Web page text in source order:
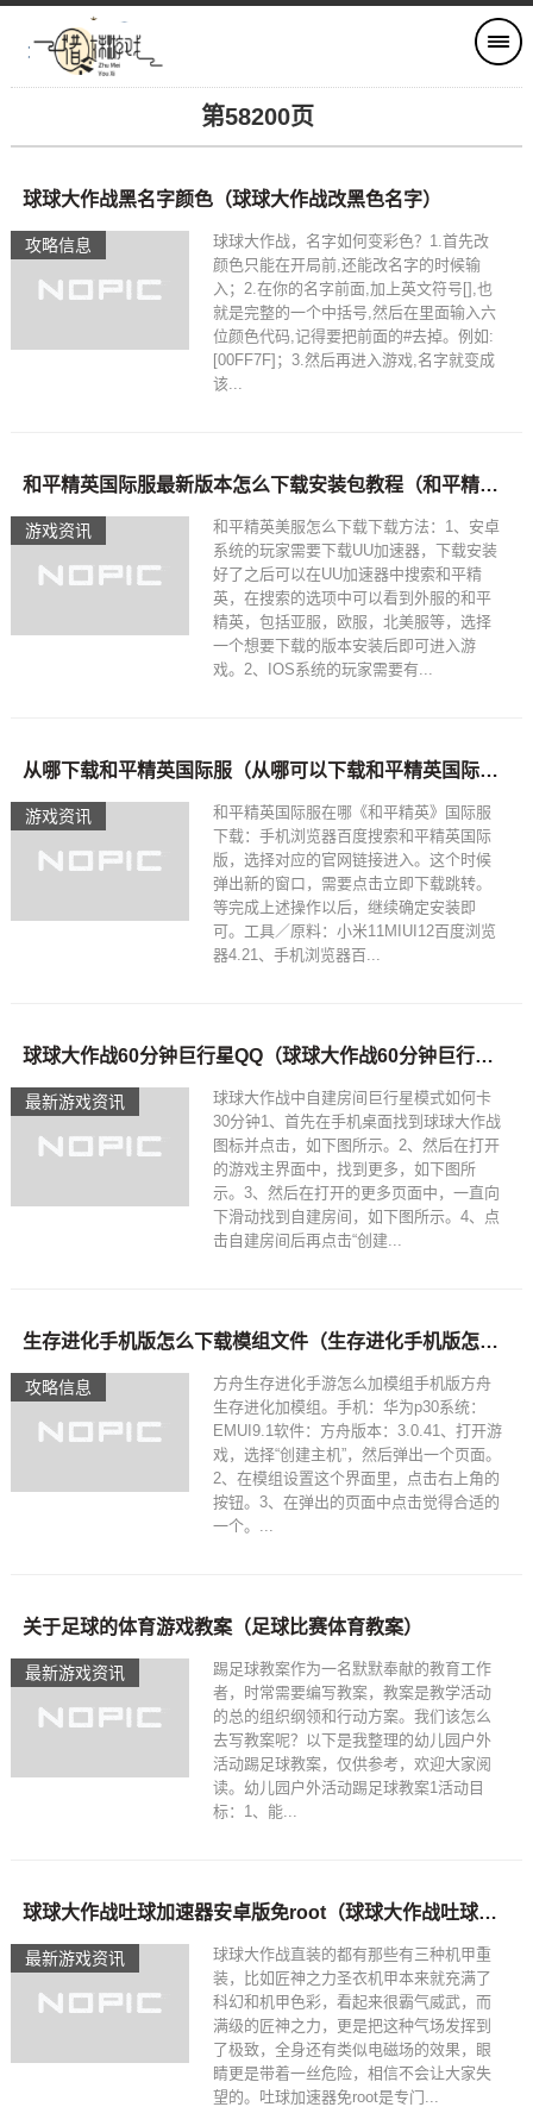
第58200页
攻略信息
球球大作战黑名字颜色（球球大作战改黑色名字）
球球大作战，名字如何变彩色？1.首先改
颜色只能在开局前,还能改名字的时候输
入；2.在你的名字前面,加上英文符号[],也
就是完整的一个中括号,然后在里面输入六
位颜色代码,记得要把前面的#去掉。例如:
[00FF7F]；3.然后再进入游戏,名字就变成
该...
游戏资讯
和平精英国际服最新版本怎么下载安装包教程（和平精英国际服应该怎么下载）
和平精英美服怎么下载下载方法：1、安卓
系统的玩家需要下载UU加速器，下载安装
好了之后可以在UU加速器中搜索和平精
英，在搜索的选项中可以看到外服的和平
精英，包括亚服，欧服，北美服等，选择
一个想要下载的版本安装后即可进入游
戏。2、IOS系统的玩家需要有...
游戏资讯
从哪下载和平精英国际服（从哪可以下载和平精英国际服）
和平精英国际服在哪《和平精英》国际服
下载：手机浏览器百度搜索和平精英国际
版，选择对应的官网链接进入。这个时候
弹出新的窗口，需要点击立即下载跳转。
等完成上述操作以后，继续确定安装即
可。工具／原料：小米11MIUI12百度浏览
器4.21、手机浏览器百...
最新游戏资讯
球球大作战60分钟巨行星QQ（球球大作战60分钟巨行星）
球球大作战中自建房间巨行星模式如何卡
30分钟1、首先在手机桌面找到球球大作战
图标并点击，如下图所示。2、然后在打开
的游戏主界面中，找到更多，如下图所
示。3、然后在打开的更多页面中，一直向
下滑动找到自建房间，如下图所示。4、点
击自建房间后再点击“创建...
攻略信息
生存进化手机版怎么下载模组文件（生存进化手机版怎么下载模组文件视频）
方舟生存进化手游怎么加模组手机版方舟
生存进化加模组。手机：华为p30系统：
EMUI9.1软件：方舟版本：3.0.41、打开游
戏，选择“创建主机”，然后弹出一个页面。
2、在模组设置这个界面里，点击右上角的
按钮。3、在弹出的页面中点击觉得合适的
一个。...
最新游戏资讯
关于足球的体育游戏教案（足球比赛体育教案）
踢足球教案作为一名默默奉献的教育工作
者，时常需要编写教案，教案是教学活动
的总的组织纲领和行动方案。我们该怎么
去写教案呢？以下是我整理的幼儿园户外
活动踢足球教案，仅供参考，欢迎大家阅
读。幼儿园户外活动踢足球教案1活动目
标：1、能...
最新游戏资讯
球球大作战吐球加速器安卓版免root（球球大作战吐球加速器永久免费版）
球球大作战直装的都有那些有三种机甲重
装，比如匠神之力圣衣机甲本来就充满了
科幻和机甲色彩，看起来很霸气威武，而
满级的匠神之力，更是把这种气场发挥到
了极致，全身还有类似电磁场的效果，眼
睛更是带着一丝危险，相信不会让大家失
望的。吐球加速器免root是专门...